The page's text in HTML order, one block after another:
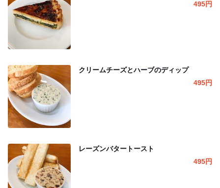
495円
クリームチーズとハーブのディップ
495円
レーズンバタートースト
495円